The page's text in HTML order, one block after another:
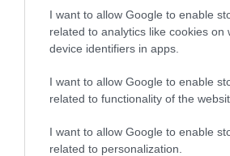
I want to allow Google to enable
related to analytics like cookies on
device identifiers in apps.
I want to allow Google to enable
related to functionality of the
I want to allow Google to enable
related to personalization.
TÖBB MINT EGY
TELJESEN
2026. augusztus 07